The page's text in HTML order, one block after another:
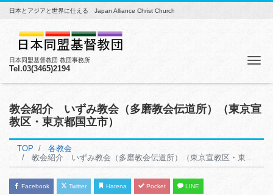
日本とアジアと世界に仕える Japan Alliance Christ Church
日本同盟基督教団 教団事務所
Tel.03(3465)2194
教会紹介 いずみ教会（多磨教会伝道所）（東京宣
教区・東京都国立市）
TOP
各教会
教会紹介 いずみ教会（多磨教会伝道所）（東京宣教区・東京都国立市）
Facebook Twitter Hatena Pocket LINE